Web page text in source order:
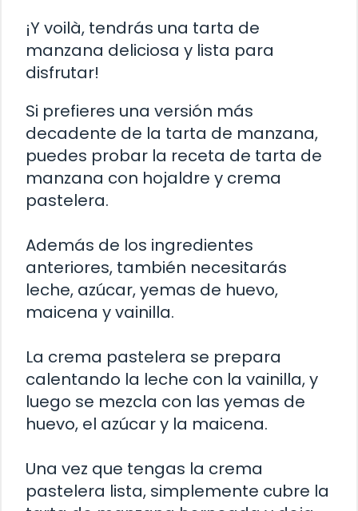
¡Y voilà, tendrás una tarta de
manzana deliciosa y lista para
disfrutar!
Si prefieres una versión más
decadente de la tarta de manzana,
puedes probar la receta de tarta de
manzana con hojaldre y crema
pastelera.
Además de los ingredientes
anteriores, también necesitarás
leche, azúcar, yemas de huevo,
maicena y vainilla.
La crema pastelera se prepara
calentando la leche con la vainilla, y
luego se mezcla con las yemas de
huevo, el azúcar y la maicena.
Una vez que tengas la crema
pastelera lista, simplemente cubre la